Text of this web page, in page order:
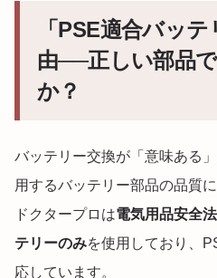
「PSE適合バッ
由──正しい部品
か？
バッテリー交換が「意味ある
用するバッテリー部品の品質
ドクタープロは電気用品安全
テリーのみを使用しており、
応しています。